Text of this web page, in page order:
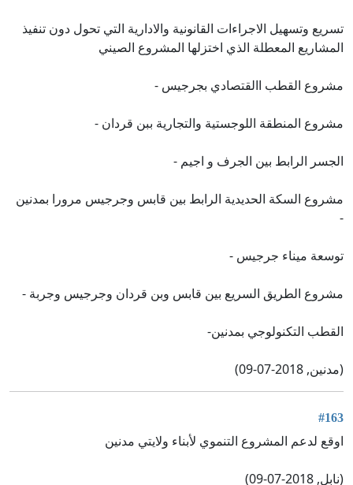
تسريع وتسهيل الاجراءات القانونية والادارية التي تحول دون تنفيذ
المشاريع المعطلة الذي اختزلها المشروع الصيني
مشروع القطب االقتصادي بجرجيس -
مشروع المنطقة اللوجستية والتجارية ببن قردان -
الجسر الرابط بين الجرف و اجيم -
مشروع السكة الحديدية الرابط بين قابس وجرجيس مرورا بمدنين
-
توسعة ميناء جرجيس -
مشروع الطريق السريع بين قابس وبن قردان وجرجيس وجربة -
القطب التكنولوجي بمدنين-
(مدنين, 2018-07-09)
#163
اوقع لدعم المشروع التنموي لأبناء ولايتي مدنين
(نابل, 2018-07-09)